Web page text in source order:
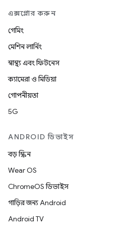
এক্সপ্লোর করুন
গেমিং
মেশিন লার্নিং
স্বাস্থ্য এবং ফিটনেস
ক্যামেরা ও মিডিয়া
গোপনীয়তা
5G
ANDROID ডিভাইস
বড় স্ক্রিন
Wear OS
ChromeOS ডিভাইস
গাড়ির জন্য Android
Android TV